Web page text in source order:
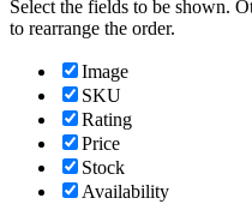
Select the fields to be shown.
to rearrange the order.
Image
SKU
Rating
Price
Stock
Availability